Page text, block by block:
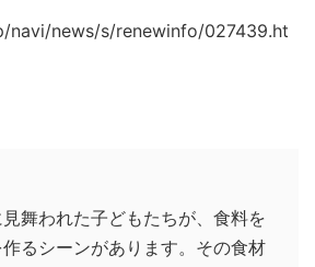
navi/news/s/renewinfo/027439.ht
舞われた子どもたちが、食料を
るシーンがあります。その食材